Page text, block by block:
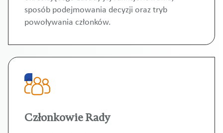
sposób podejmowania decyzji oraz tryb
powoływania członków.
Członkowie Rady